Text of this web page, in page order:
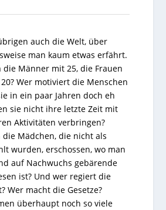
auch die Welt, über
man kaum etwas erfährt.
Männer mit 25, die Frauen
Wer motiviert die Menschen
in ein paar Jahren doch eh
sie nicht ihre letzte Zeit mit
Aktivitäten verbringen?
Mädchen, die nicht als
wurden, erschossen, wo man
auf Nachwuchs gebärende
ist? Und wer regiert die
Wer macht die Gesetze?
überhaupt noch so viele